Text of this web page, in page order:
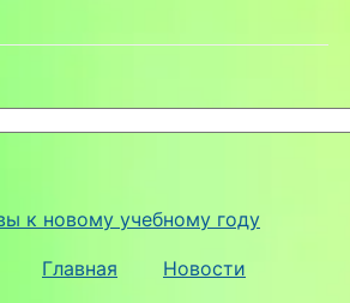
к новому учебному году
Главная Новости